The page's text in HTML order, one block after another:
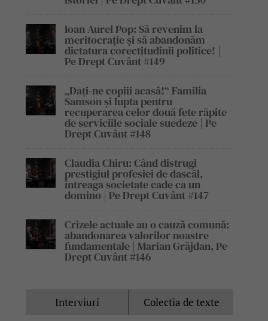
Ioan Aurel Pop: Să revenim la
meritocrație și să abandonăm
dictatura corectitudinii politice! |
Pe Drept Cuvânt #149
„Dați-ne copiii acasă!“ Familia
Samson și lupta pentru
recuperarea celor două fete răpite
de serviciile sociale suedeze | Pe
Drept Cuvânt #148
Claudia Chiru: Când distrugi
prestigiul profesiei de dascăl,
întreaga societate cade ca un
domino | Pe Drept Cuvânt #147
Crizele actuale au o cauză comună:
abandonarea valorilor noastre
fundamentale | Marian Grăjdan, Pe
Drept Cuvânt #146
Interviuri Colectia de texte